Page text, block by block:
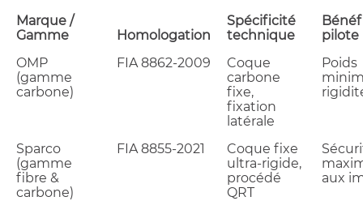
Marque /
Gamme
Homologation
Spécificité
technique
pilote
OMP
(gamme
carbone)
FIA 8862-2009
Coque
carbone
fixe,
fixation
latérale
Poids
Sparco
(gamme
fibre &
carbone)
FIA 8855-2021
Coque fixe
ultra-rigide,
procédé
QRT
aux